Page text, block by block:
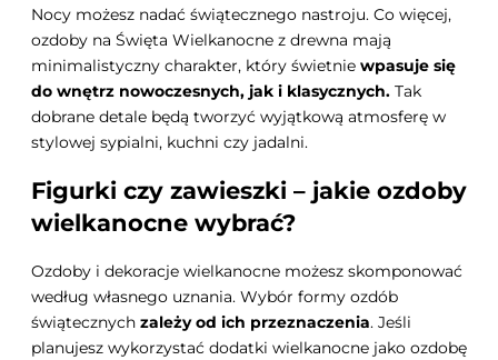
Nocy możesz nadać świątecznego nastroju. Co więcej,
ozdoby na Święta Wielkanocne z drewna mają
minimalistyczny charakter, który świetnie wpasuje się
do wnętrz nowoczesnych, jak i klasycznych. Tak
dobrane detale będą tworzyć wyjątkową atmosferę w
stylowej sypialni, kuchni czy jadalni.
Figurki czy zawieszki – jakie ozdoby
wielkanocne wybrać?
Ozdoby i dekoracje wielkanocne możesz skomponować
według własnego uznania. Wybór formy ozdób
świątecznych zależy od ich przeznaczenia. Jeśli
planujesz wykorzystać dodatki wielkanocne jako ozdobę